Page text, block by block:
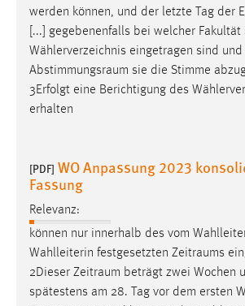
werden können, und der letzte Tag der
[...] gegebenenfalls bei welcher Fakultät
Wählerverzeichnis eingetragen sind
Abstimmungsraum sie die Stimme
3Erfolgt eine Berichtigung des
erhalten
[PDF] WO Anpassung 2023
Fassung
Relevanz:
können nur innerhalb des vom
Wahlleiterin festgesetzten Zeitraums
2Dieser Zeitraum beträgt zwei Wochen
spätestens am 28. Tag vor dem ersten